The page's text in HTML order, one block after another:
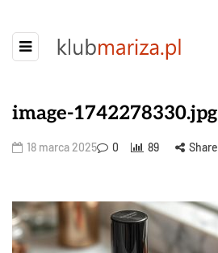
image-1742278330.jpg
18 marca 2025 0 89 Share